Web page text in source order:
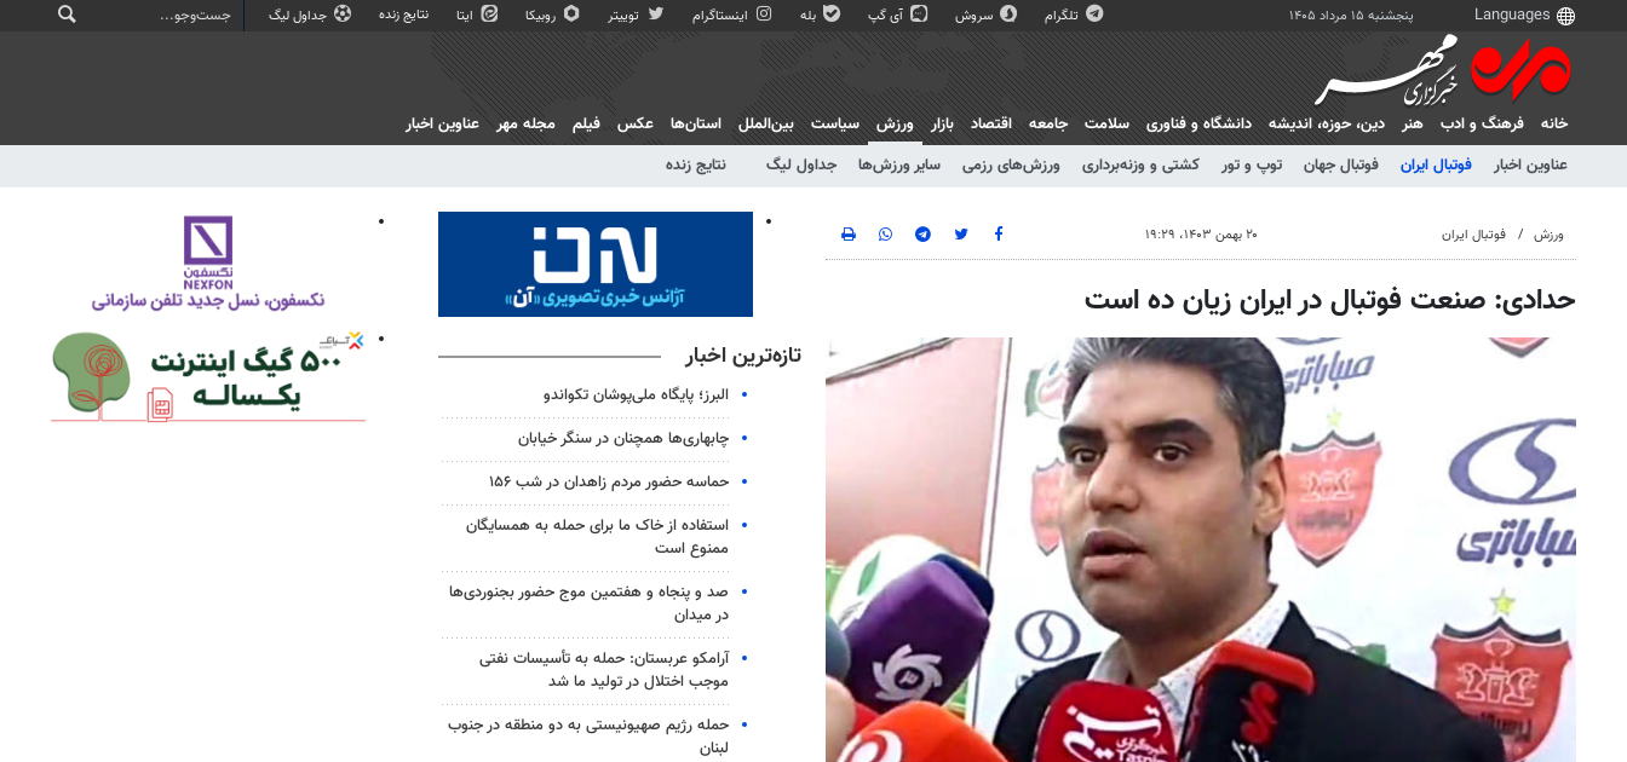
پنجشنبه ۱۵ مرداد ۱۴۰۵ تلگرام سروش آی گپ بله اینستاگرام توییتر روبیکا ایتا نتایج زنده جداول لیگ
خانه فرهنگ و ادب هنر دين، حوزه، انديشه دانشگاه و فناوری سلامت جامعه اقتصاد بازار
ورزش
عناوین اخبار
فوتبال ایران فوتبال جهان توپ و تور کشتی و وزنه‌برداری ورزش‌های رزمی سایر ورزش‌ها جداول لیگ نتایج زنده
سیاست بین‌الملل استان‌ها عکس فیلم مجله مهر عناوین اخبار
ورزش فوتبال ایران ۲۰ بهمن ۱۴۰۳، ۱۹:۲۹
حدادی: صنعت فوتبال در ایران زیان ده است
تازه‌ترین اخبار
البرز؛ پایگاه ملی‌پوشان تکواندو
چابهاری‌ها همچنان در سنگر خیابان
حماسه حضور مردم زاهدان در شب ۱۵۶
استفاده از خاک ما برای حمله به همسایگان
ممنوع است
صد و پنجاه و هفتمین موج حضور بجنوردی‌ها
در میدان
آرامکو عربستان: حمله به تأسیسات نفتی
موجب اختلال در تولید ما شد
حمله رژیم صهیونیستی به دو منطقه در جنوب
لبنان